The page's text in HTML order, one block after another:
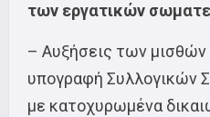
των εργατικών
– Αυξήσεις των μισθών
υπογραφή Συλλογικών
με κατοχυρωμένα